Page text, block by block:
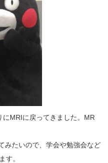
MRIに戻ってきました。MR
みたいので、学会や勉強会など
す。